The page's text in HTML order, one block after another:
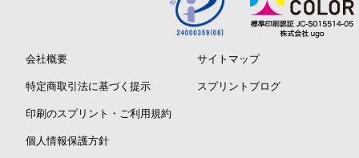
会社概要
特定商取引法に基づく提示
印刷のスプリント・ご利用規約
個人情報保護方針
サイトマップ
スプリントブログ